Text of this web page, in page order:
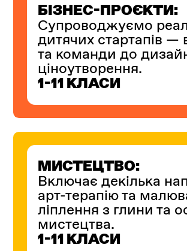
МИСТЕЦТВО:
Включає декілька
арт-терапію та
ліплення з глини та
мистецтва.
1-11 КЛАСИ
БІЗНЕС-ПРОЄКТИ:
Супроводжуємо
дитячих стартапів —
та команди до
ціноутворення.
1-11 КЛАСИ